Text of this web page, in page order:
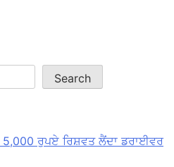
Search
5,000 ਰੁਪਏ ਰਿਸ਼ਵਤ ਲੈਂਦਾ ਡਰਾਈਵਰ